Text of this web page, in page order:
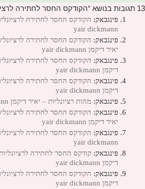
13 תגובות בנושא “הקודקס החסר לחתירה לרציונליות – נזק”
פינגבאק: הקודקס החסר לחתירה
yair dickmann
פינגבאק: הקודקס החסר לחתירה
יאיר דיקמן yair dickmann
פינגבאק: הקודקס החסר לחתירה
דיקמן yair dickmann
פינגבאק: הקודקס החסר לחתירה
דיקמן yair dickmann
פינגבאק: מהות רציונליות – יאיר דיקמן yair dickmann
פינגבאק: הקודקס החסר לחתירה
יאיר דיקמן yair dickmann
פינגבאק: הקודקס החסר לחתירה
yair dickmann
פינגבאק:קודקס החסר לחתירה
דיקמן yair dickmann
פינגבאק: הקודקס החסר לחתירה
דיקמן yair dickmann